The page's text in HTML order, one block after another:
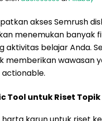
akses Semrush
menemukan banyak
aktivitas belajar Anda.
memberikan wawasan
Tool untuk Riset Topik